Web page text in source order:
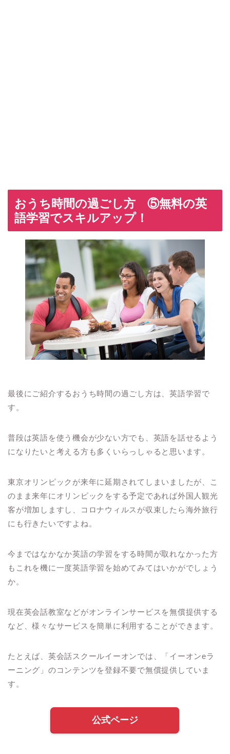
おうち時間の過ごし方 ⑤無料の英
語学習でスキルアップ！
最後にご紹介するおうち時間の過ごし方は、英語学習で
す。
普段は英語を使う機会が少ない方でも、英語を話せるよう
になりたいと考える方も多くいらっしゃると思います。
東京オリンピックが来年に延期されてしまいましたが、こ
のまま来年にオリンピックをする予定であれば外国人観光
客が増加しますし、コロナウィルスが収束したら海外旅行
にも行きたいですよね。
今まではなかなか英語の学習をする時間が取れなかった方
もこれを機に一度英語学習を始めてみてはいかがでしょう
か。
現在英会話教室などがオンラインサービスを無償提供する
など、様々なサービスを簡単に利用することができます。
たとえば、英会話スクールイーオンでは、「イーオンeラ
ーニング」のコンテンツを登録不要で無償提供していま
す。
公式ページ